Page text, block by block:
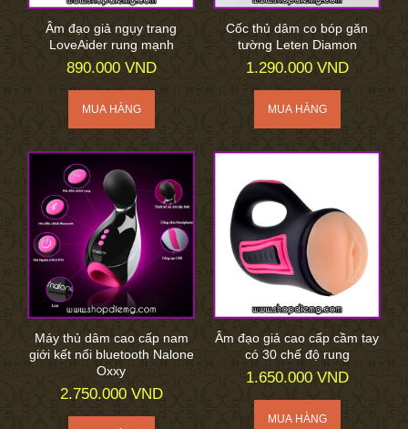
Âm đạo giả ngụy trang
LoveAider rung mạnh
890.000 VND
Cốc thủ dâm co bóp găn
tường Leten Diamon
1.290.000 VND
Máy thủ dâm cao cấp nam
giới kết nối bluetooth Nalone
Oxxy
2.750.000 VND
Âm đạo giả cao cấp cầm tay
có 30 chế độ rung
1.650.000 VND